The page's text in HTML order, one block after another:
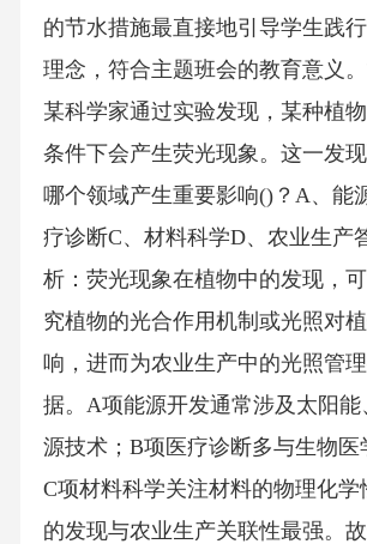
的节水措施最直接地引导学生践
理念，符合主题班会的教育意义。
某科学家通过实验发现，某种植
条件下会产生荧光现象。这一发
哪个领域产生重要影响()？A、能
疗诊断C、材料科学D、农业生产
析：荧光现象在植物中的发现，
究植物的光合作用机制或光照对
响，进而为农业生产中的光照管
据。A项能源开发通常涉及太阳
源技术；B项医疗诊断多与生物医
C项材料科学关注材料的物理化学
的发现与农业生产关联性最强。